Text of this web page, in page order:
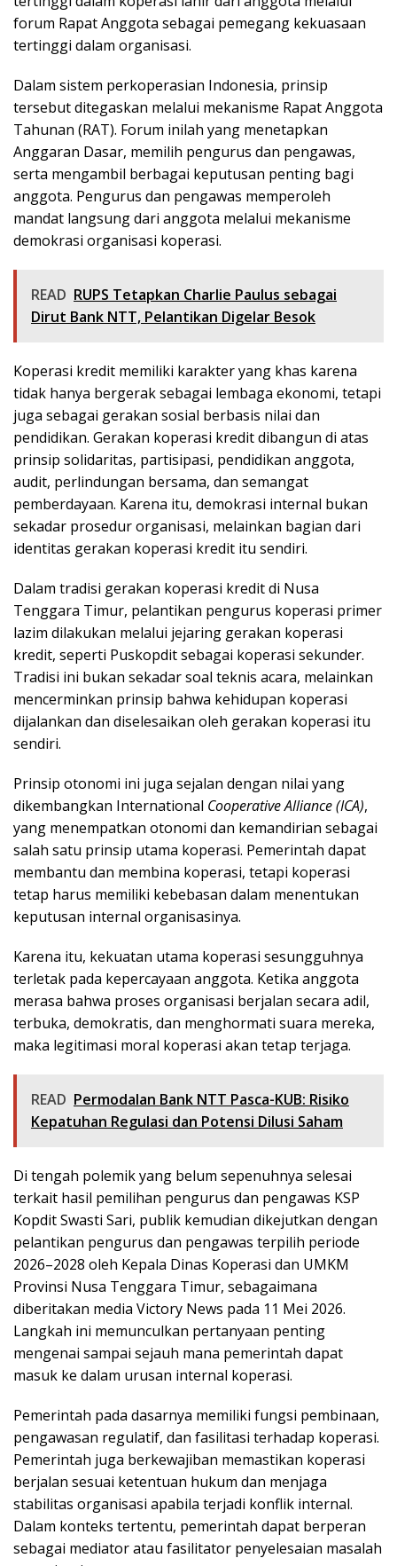
forum Rapat Anggota sebagai pemegang kekuasaan
tertinggi dalam organisasi.
Dalam sistem perkoperasian Indonesia, prinsip
tersebut ditegaskan melalui mekanisme Rapat Anggota
Tahunan (RAT). Forum inilah yang menetapkan
Anggaran Dasar, memilih pengurus dan pengawas,
serta mengambil berbagai keputusan penting bagi
anggota. Pengurus dan pengawas memperoleh
mandat langsung dari anggota melalui mekanisme
demokrasi organisasi koperasi.
READ RUPS Tetapkan Charlie Paulus sebagai
Dirut Bank NTT, Pelantikan Digelar Besok
Koperasi kredit memiliki karakter yang khas karena
tidak hanya bergerak sebagai lembaga ekonomi, tetapi
juga sebagai gerakan sosial berbasis nilai dan
pendidikan. Gerakan koperasi kredit dibangun di atas
prinsip solidaritas, partisipasi, pendidikan anggota,
audit, perlindungan bersama, dan semangat
pemberdayaan. Karena itu, demokrasi internal bukan
sekadar prosedur organisasi, melainkan bagian dari
identitas gerakan koperasi kredit itu sendiri.
Dalam tradisi gerakan koperasi kredit di Nusa
Tenggara Timur, pelantikan pengurus koperasi primer
lazim dilakukan melalui jejaring gerakan koperasi
kredit, seperti Puskopdit sebagai koperasi sekunder.
Tradisi ini bukan sekadar soal teknis acara, melainkan
mencerminkan prinsip bahwa kehidupan koperasi
dijalankan dan diselesaikan oleh gerakan koperasi itu
sendiri.
Prinsip otonomi ini juga sejalan dengan nilai yang
dikembangkan International Cooperative Alliance (ICA),
yang menempatkan otonomi dan kemandirian sebagai
salah satu prinsip utama koperasi. Pemerintah dapat
membantu dan membina koperasi, tetapi koperasi
tetap harus memiliki kebebasan dalam menentukan
keputusan internal organisasinya.
Karena itu, kekuatan utama koperasi sesungguhnya
terletak pada kepercayaan anggota. Ketika anggota
merasa bahwa proses organisasi berjalan secara adil,
terbuka, demokratis, dan menghormati suara mereka,
maka legitimasi moral koperasi akan tetap terjaga.
READ Permodalan Bank NTT Pasca-KUB: Risiko
Kepatuhan Regulasi dan Potensi Dilusi Saham
Di tengah polemik yang belum sepenuhnya selesai
terkait hasil pemilihan pengurus dan pengawas KSP
Kopdit Swasti Sari, publik kemudian dikejutkan dengan
pelantikan pengurus dan pengawas terpilih periode
2026–2028 oleh Kepala Dinas Koperasi dan UMKM
Provinsi Nusa Tenggara Timur, sebagaimana
diberitakan media Victory News pada 11 Mei 2026.
Langkah ini memunculkan pertanyaan penting
mengenai sampai sejauh mana pemerintah dapat
masuk ke dalam urusan internal koperasi.
Pemerintah pada dasarnya memiliki fungsi pembinaan,
pengawasan regulatif, dan fasilitasi terhadap koperasi.
Pemerintah juga berkewajiban memastikan koperasi
berjalan sesuai ketentuan hukum dan menjaga
stabilitas organisasi apabila terjadi konflik internal.
Dalam konteks tertentu, pemerintah dapat berperan
sebagai mediator atau fasilitator penyelesaian masalah